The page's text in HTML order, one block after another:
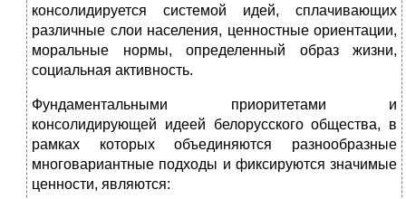
консолидируется системой идей, сплачивающих
различные слои населения, ценностные ориентации,
моральные нормы, определенный образ жизни,
социальная активность.
Фундаментальными приоритетами и
консолидирующей идеей белорусского общества, в
рамках которых объединяются разнообразные
многовариантные подходы и фиксируются значимые
ценности, являются: